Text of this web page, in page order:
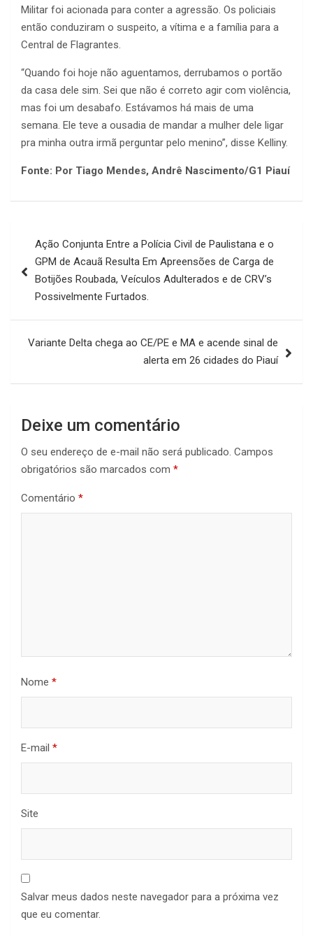
Militar foi acionada para conter a agressão. Os policiais
então conduziram o suspeito, a vítima e a família para a
Central de Flagrantes.
“Quando foi hoje não aguentamos, derrubamos o portão
da casa dele sim. Sei que não é correto agir com violência,
mas foi um desabafo. Estávamos há mais de uma
semana. Ele teve a ousadia de mandar a mulher dele ligar
pra minha outra irmã perguntar pelo menino”, disse Kelliny.
Fonte: Por Tiago Mendes, Andrê Nascimento/G1 Piauí
Post
Ação Conjunta Entre a Polícia Civil de Paulistana e o
GPM de Acauã Resulta Em Apreensões de Carga de
Botijões Roubada, Veículos Adulterados e de CRV’s
Possivelmente Furtados.
Variante Delta chega ao CE/PE e MA e acende sinal de
alerta em 26 cidades do Piauí
Deixe um comentário
O seu endereço de e-mail não será publicado. Campos
obrigatórios são marcados com *
Comentário *
Nome *
E-mail *
Site
Salvar meus dados neste navegador para a próxima vez
que eu comentar.